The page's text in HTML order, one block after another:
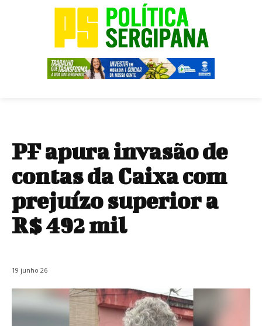
PF apura invasão de
contas da Caixa com
prejuízo superior a
R$ 492 mil
19 junho 26